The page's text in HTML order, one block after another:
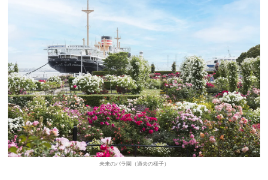
未来のバラ園（過去の様子）